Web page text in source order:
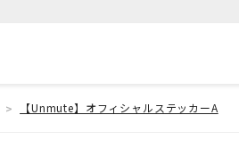
【Unmute】オフィシャルステッカーA